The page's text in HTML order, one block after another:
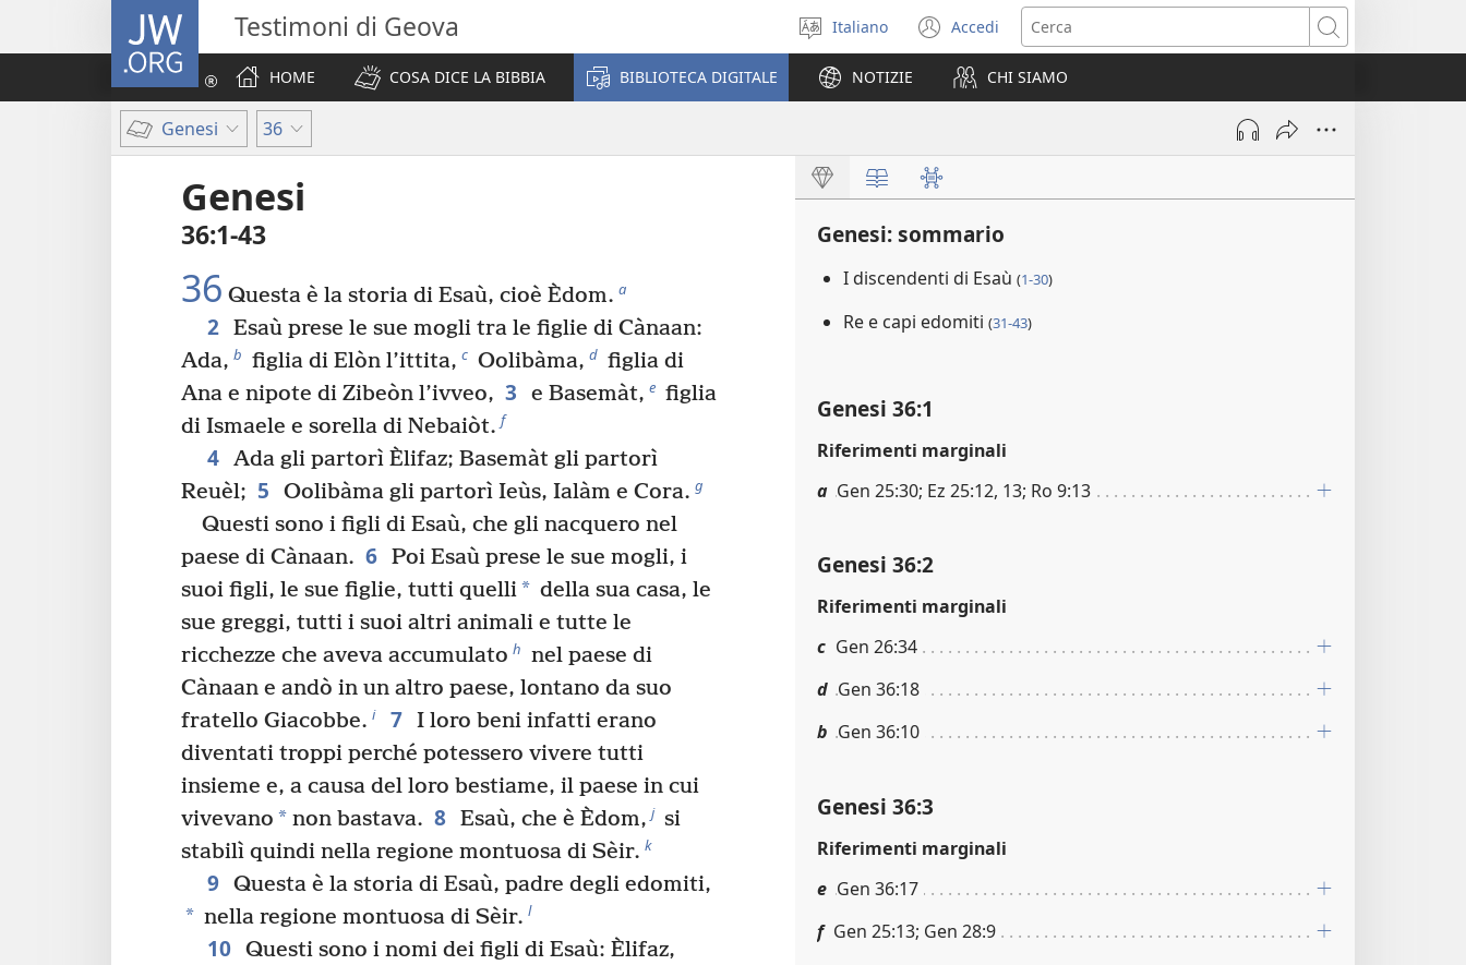
JW.ORG Testimoni di Geova
Seleziona
la
lingua
Italiano Accedi
(apre
una
nuova
finestra)
Cerca
HOME
COSA DICE LA BIBBIA BIBLIOTECA DIGITALE NOTIZIE CHI SIAMO
Genesi 36
Genesi
36:1-43
36 Questa è la storia di Esaù, cioè Èdom. a
2 Esaù prese le sue mogli tra le figlie di Cànaan:
Ada, b figlia di Elòn l’ittita, c Oolibàma, d figlia di
Ana e nipote di Zibeòn l’ivveo, 3 e Basemàt, e figlia
di Ismaele e sorella di Nebaiòt. f
4 Ada gli partorì Èlifaz; Basemàt gli partorì
Reuèl; 5 Oolibàma gli partorì Ieùs, Ialàm e Cora. g
Questi sono i figli di Esaù, che gli nacquero nel
paese di Cànaan. 6 Poi Esaù prese le sue mogli, i
suoi figli, le sue figlie, tutti quelli* della sua casa, le
sue greggi, tutti i suoi altri animali e tutte le
ricchezze che aveva accumulato h nel paese di
Cànaan e andò in un altro paese, lontano da suo
fratello Giacobbe. i 7 I loro beni infatti erano
diventati troppi perché potessero vivere tutti
insieme e, a causa del loro bestiame, il paese in cui
vivevano * non bastava. 8 Esaù, che è Èdom, j si
stabilì quindi nella regione montuosa di Sèir. k
9 Questa è la storia di Esaù, padre degli edomiti,
* nella regione montuosa di Sèir. l
10 Questi sono i nomi dei figli di Esaù: Èlifaz,
Genesi: sommario
I discendenti di Esaù (1-30)
Re e capi edomiti (31-43)
Genesi 36:1
Riferimenti marginali
a Gen 25:30; Ez 25:12, 13; Ro 9:13
Genesi 36:2
Riferimenti marginali
c Gen 26:34
d Gen 36:18
b Gen 36:10
Genesi 36:3
Riferimenti marginali
e Gen 36:17
f Gen 25:13; Gen 28:9